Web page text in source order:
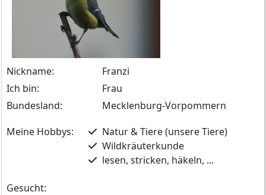
Nickname:
Franzi
Ich bin:
Frau
Bundesland:
Mecklenburg-Vorpommern
Meine Hobbys:
Natur & Tiere (unsere Tiere)
Wildkräuterkunde
lesen, stricken, häkeln, ...
Gesucht: